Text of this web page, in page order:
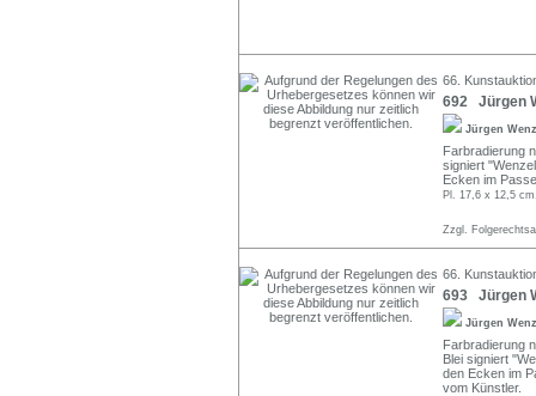
66.
692 Jürgen
Jürgen
Farbradierung
signiert
Ecken im
Pl. 17,6 x 12,5
Zzgl.
66.
693 Jürgen
Jürgen
Farbradierung
Blei signiert
den Ecken im
vom Künstler.